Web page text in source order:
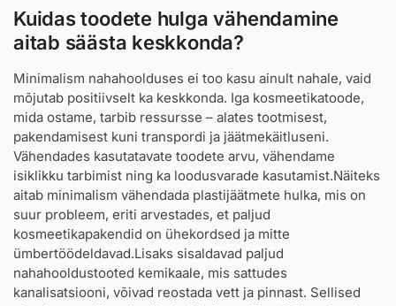
Kuidas toodete hulga vähendamine
aitab säästa keskkonda?
Minimalism nahahoolduses ei too kasu ainult nahale, vaid
mõjutab positiivselt ka keskkonda. Iga kosmeetikatoode,
mida ostame, tarbib ressursse – alates tootmisest,
pakendamisest kuni transpordi ja jäätmekäitluseni.
Vähendades kasutatavate toodete arvu, vähendame
isiklikku tarbimist ning ka loodusvarade kasutamist.Näiteks
aitab minimalism vähendada plastijäätmete hulka, mis on
suur probleem, eriti arvestades, et paljud
kosmeetikapakendid on ühekordsed ja mitte
ümbertöödeldavad.Lisaks sisaldavad paljud
nahahooldustooted kemikaale, mis sattudes
kanalisatsiooni, võivad reostada vett ja pinnast. Sellised